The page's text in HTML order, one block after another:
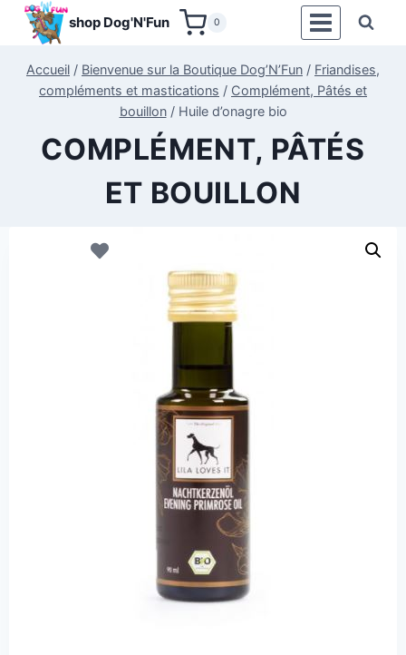
Aller
contenu
shop Dog'N'Fun 0
Accueil / Bienvenue sur la Boutique Dog’N’Fun / Friandises,
compléments et mastications / Complément, Pâtés et
bouillon / Huile d’onagre bio
COMPLÉMENT, PÂTÉS
ET BOUILLON